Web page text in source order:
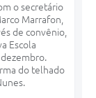
o secretário
Marrafon,
de convênio,
Escola
do telhado